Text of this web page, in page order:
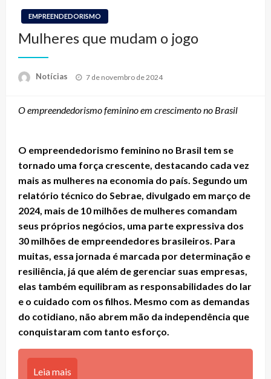
EMPREENDEDORISMO
Mulheres que mudam o jogo
Notícias
Posted
7 de novembro de 2024
O empreendedorismo feminino em crescimento no Brasil
O empreendedorismo feminino no Brasil tem se
tornado uma força crescente, destacando cada vez
mais as mulheres na economia do país. Segundo um
relatório técnico do Sebrae, divulgado em março de
2024, mais de 10 milhões de mulheres comandam
seus próprios negócios, uma parte expressiva dos
30 milhões de empreendedores brasileiros. Para
muitas, essa jornada é marcada por determinação e
resiliência, já que além de gerenciar suas empresas,
elas também equilibram as responsabilidades do lar
e o cuidado com os filhos. Mesmo com as demandas
do cotidiano, não abrem mão da independência que
conquistaram com tanto esforço.
Leia mais